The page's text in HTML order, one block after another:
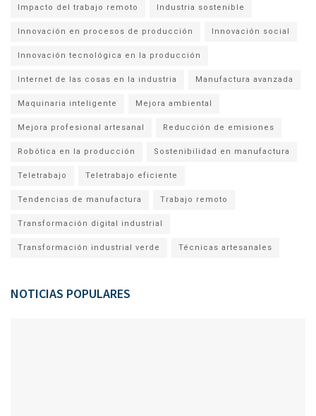
Impacto del trabajo remoto Industria sostenible
Innovación en procesos de producción Innovación social
Innovación tecnológica en la producción
Internet de las cosas en la industria Manufactura avanzada
Maquinaria inteligente Mejora ambiental
Mejora profesional artesanal Reducción de emisiones
Robótica en la producción Sostenibilidad en manufactura
Teletrabajo Teletrabajo eficiente
Tendencias de manufactura Trabajo remoto
Transformación digital industrial
Transformación industrial verde Técnicas artesanales
NOTICIAS POPULARES